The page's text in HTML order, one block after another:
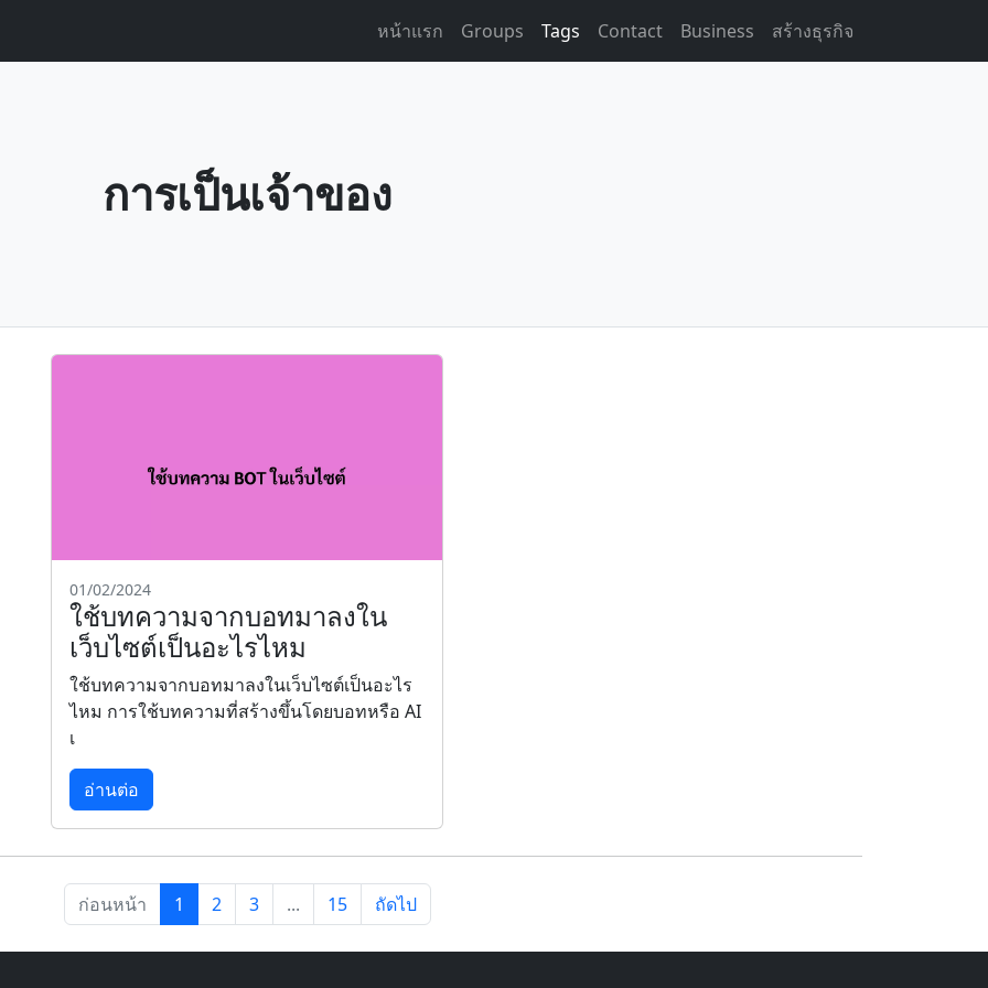
หน้าแรก Groups Tags Contact Business สร้างธุรกิจ
การเป็นเจ้าของ
01/02/2024
ใช้บทความจากบอทมาลงใน
เว็บไซต์เป็นอะไรไหม
ใช้บทความจากบอทมาลงในเว็บไซต์เป็นอะไร
ไหม การใช้บทความที่สร้างขึ้นโดยบอทหรือ AI
เ
อ่านต่อ
ก่อนหน้า 1 2 3 ... 15 ถัดไป